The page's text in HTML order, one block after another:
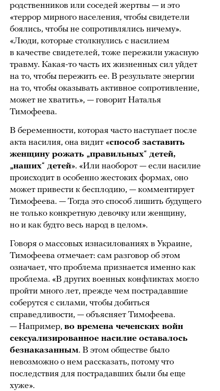
родственников или соседей жертвы — и это
«террор мирного населения, чтобы свидетели
боялись, чтобы не сопротивлялись ничему».
«Люди, которые столкнулись с насилием
в качестве свидетелей, тоже пережили ужасную
травму. Какая-то часть их жизненных сил уйдет
на то, чтобы пережить ее. В результате энергии
на то, чтобы оказывать активное сопротивление,
может не хватить», — говорит Наталья
Тимофеева.
В беременности, которая часто наступает после
акта насилия, она видит «способ заставить
женщину рожать „правильных“ детей,
„наших“ детей». «Или наоборот — если насилие
происходит в особенно жестоких формах, оно
может привести к бесплодию, — комментирует
Тимофеева. — Тогда это способ лишить будущего
не только конкретную девочку или женщину,
но и как будто весь народ в целом».
Говоря о массовых изнасилованиях в Украине,
Тимофеева отмечает: сам разговор об этом
означает, что проблема признается именно как
проблема. «В других военных конфликтах могло
пройти много лет, прежде чем пострадавшие
соберутся с силами, чтобы добиться
справедливости, — объясняет Тимофеева.
— Например, во времена чеченских войн
сексуализированное насилие оставалось
безнаказанным. В этом обществе было
невозможно о нем рассказать, потому что
последствия для пострадавших были бы еще
хуже».